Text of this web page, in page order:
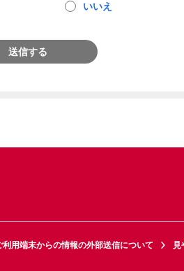
いいえ
送信する
利用端末からの情報の外部送信について
見